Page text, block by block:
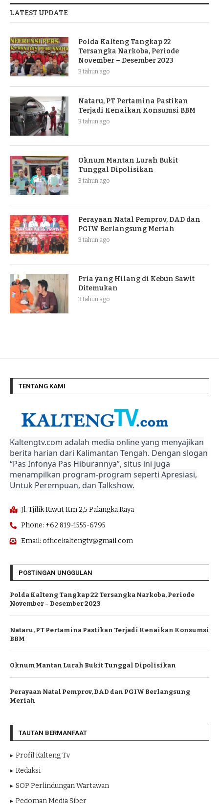
LATEST UPDATE
Polda Kalteng Tangkap 22
Tersangka Narkoba, Periode
November – Desember 2023
3 tahun ago
Nataru, PT Pertamina Pastikan
Terjadi Kenaikan Konsumsi BBM
3 tahun ago
Oknum Mantan Lurah Bukit
Tunggal Dipolisikan
3 tahun ago
Perayaan Natal Pemprov, DAD dan
PGIW Berlangsung Meriah
3 tahun ago
Pria yang Hilang di Kebun Sawit
Ditemukan
3 tahun ago
TENTANG KAMI
Kaltengtv.com adalah media online yang menyajikan
berita harian dari Kalimantan Tengah. Dengan slogan
“Pas Infonya Pas Hiburannya”, situs ini juga
menampilkan program-program seperti Apresiasi,
Untuk Perempuan, dan Talkshow.
Jl. Tjilik Riwut Km 2,5 Palangka Raya
Phone: +62 819-1555-6795
Email: officekaltengtv@gmail.com
POSTINGAN UNGGULAN
Polda Kalteng Tangkap 22 Tersangka Narkoba, Periode
November – Desember 2023
Nataru, PT Pertamina Pastikan Terjadi Kenaikan Konsumsi
BBM
Oknum Mantan Lurah Bukit Tunggal Dipolisikan
Perayaan Natal Pemprov, DAD dan PGIW Berlangsung
Meriah
TAUTAN BERMANFAAT
Profil Kalteng Tv
Redaksi
SOP Perlindungan Wartawan
Pedoman Media Siber